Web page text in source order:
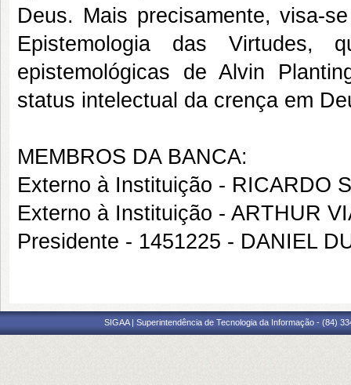
Deus. Mais precisamente, visa-
Epistemologia das Virtudes,
epistemológicas de Alvin
status intelectual da crença em
MEMBROS DA BANCA:
Externo à Instituição - RICARDO
Externo à Instituição - ARTHUR
Presidente - 1451225 - DANIEL
SIGAA | Superintendência de Tecnologia da Informação - (84)